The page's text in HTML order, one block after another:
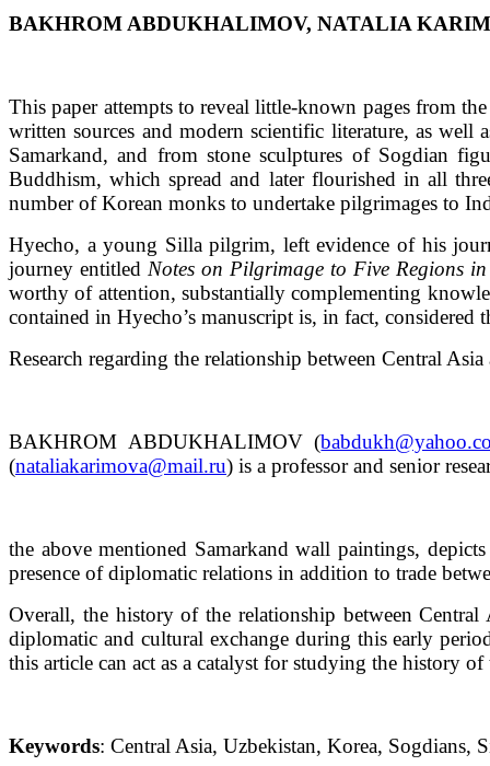
BAKHROM ABDUKHALIMOV, NATALIA
This paper attempts to reveal little-known pages from
written sources and modern scientific literature, as
Samarkand, and from stone sculptures of Sogdian
Buddhism, which spread and later flourished in all
number of Korean monks to undertake pilgrimages to
Hyecho, a young Silla pilgrim, left evidence of his
journey entitled Notes on Pilgrimage to Five Regions
worthy of attention, substantially complementing
contained in Hyecho’s manuscript is, in fact,
Research regarding the relationship between Central
BAKHROM ABDUKHALIMOV (
(nataliakarimova@mail.ru) is a professor and senior
the above mentioned Samarkand wall paintings,
presence of diplomatic relations in addition to trade
Overall, the history of the relationship between
diplomatic and cultural exchange during this early
this article can act as a catalyst for studying the history
Keywords: Central Asia, Uzbekistan, Korea,